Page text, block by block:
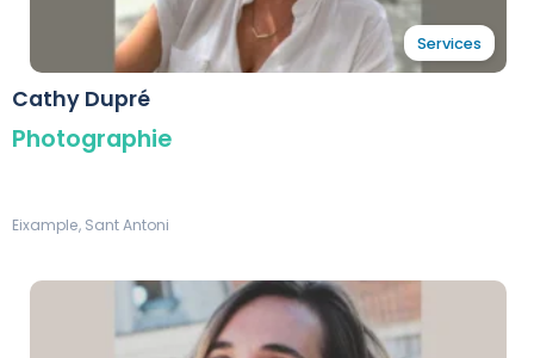
Services
Cathy Dupré
Photographie
Eixample, Sant Antoni